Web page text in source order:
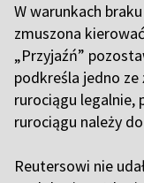
W warunkach
zmuszona
„Przyjaźń”
podkreśla jedno ze
rurociągu legalnie,
rurociągu należy
Reutersowi nie